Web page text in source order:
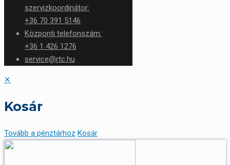
szervizkoordinátor:
+36 70 391 5146
Központi telefonszám:
+36 1 426 1276
service@rtc.hu
✕
Kosár
Tovább a pénztárhoz Kosár